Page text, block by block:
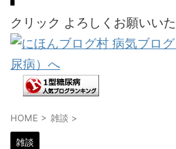
クリック よろしくお願いいた
HOME > 雑談 >
雑談